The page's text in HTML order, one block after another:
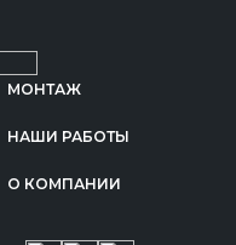
МОНТАЖ
НАШИ РАБОТЫ
О КОМПАНИИ